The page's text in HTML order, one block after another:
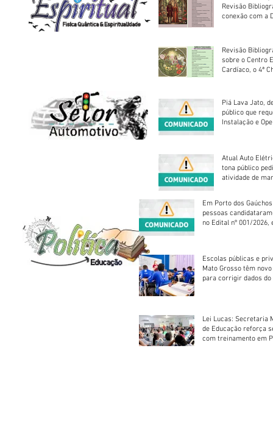
Revisão
conexão com a
Revisão
sobre o Centro
Cardíaco, o 4ª
Piá Lava Jato,
público que
Instalação e
Atual Auto
tona público
atividade de
Em Porto dos
pessoas
no Edital nº 001/2026,
Escolas públicas e
Mato Grosso têm
para corrigir dados do
Lei Lucas: Secretaria
de Educação reforça
com treinamento em